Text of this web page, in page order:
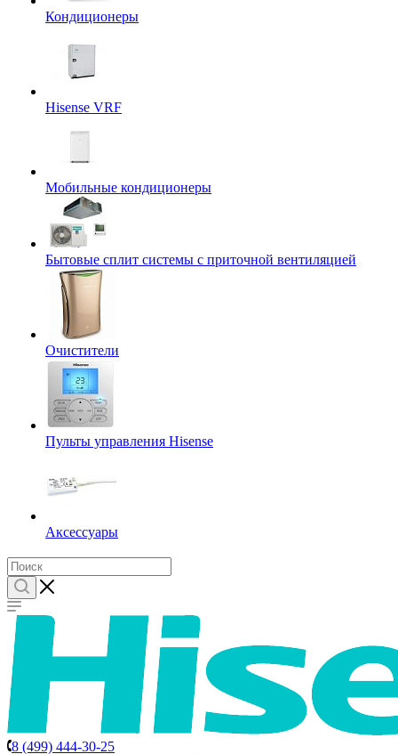
Кондиционеры
Hisense VRF
Мобильные кондиционеры
Бытовые сплит системы с приточной вентиляцией
Очистители
Пульты управления Hisense
Аксессуары
8 (499) 444-30-25